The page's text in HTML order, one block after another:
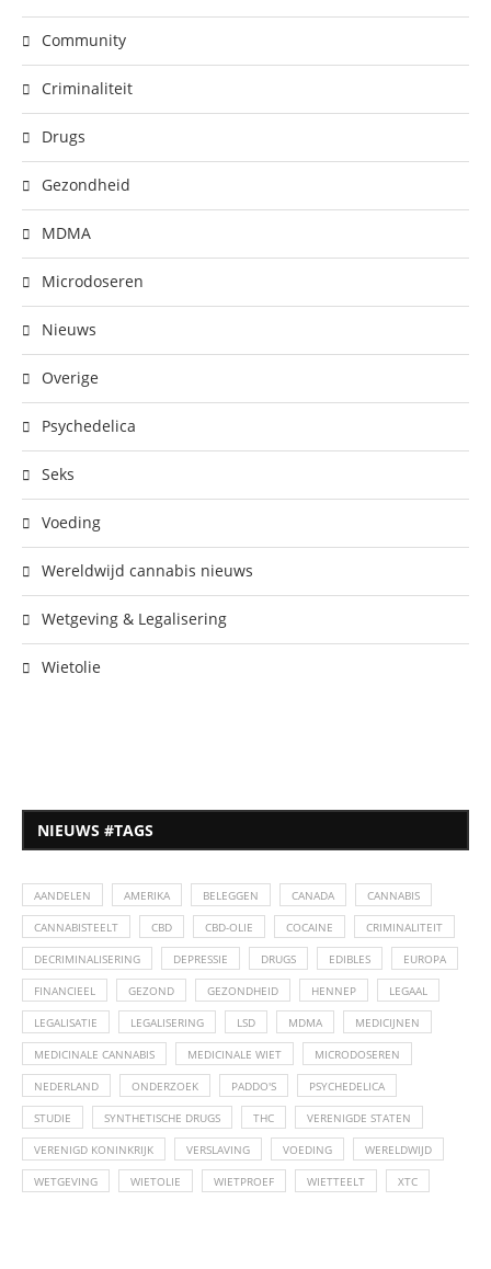
Community
Criminaliteit
Drugs
Gezondheid
MDMA
Microdoseren
Nieuws
Overige
Psychedelica
Seks
Voeding
Wereldwijd cannabis nieuws
Wetgeving & Legalisering
Wietolie
NIEUWS #TAGS
AANDELEN AMERIKA BELEGGEN CANADA CANNABIS
CANNABISTEELT CBD CBD-OLIE COCAINE CRIMINALITEIT
DECRIMINALISERING DEPRESSIE DRUGS EDIBLES EUROPA
FINANCIEEL GEZOND GEZONDHEID HENNEP LEGAAL
LEGALISATIE LEGALISERING LSD MDMA MEDICIJNEN
MEDICINALE CANNABIS MEDICINALE WIET MICRODOSEREN
NEDERLAND ONDERZOEK PADDO'S PSYCHEDELICA
STUDIE SYNTHETISCHE DRUGS THC VERENIGDE STATEN
VERENIGD KONINKRIJK VERSLAVING VOEDING WERELDWIJD
WETGEVING WIETOLIE WIETPROEF WIETTEELT XTC